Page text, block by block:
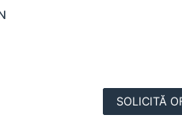
SOLICITĂ